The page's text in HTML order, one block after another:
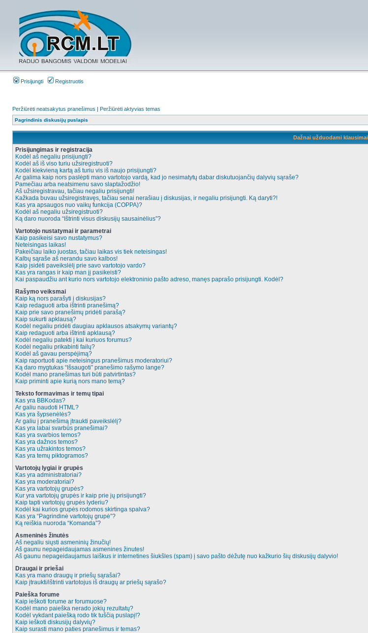
Prisijungti Registruotis
Peržiūrėti neatsakytus pranešimus | Peržiūrėti aktyvias temas
Pagrindinis diskusijų puslapis
Dažnai užduodami klausimai
Prisijungimas ir registracija
Kodėl aš negaliu prisijungti?
Kodėl aš iš viso turiu užsiregistruoti?
Kodėl kiekvieną kartą aš turiu vis iš naujo prisijungti?
Ar galima kaip nors paslėpti mano vartotojo vardą, kad jo nesimatytų dabar diskutuojančių dalyvių sąraše?
Pamečiau arba neatsimenu savo slaptažodžio!
Aš užsiregistravau, tačiau negaliu prisijungti!
Kažkada buvau užsiregistravęs, tačiau senai nerašiau į diskusijas, ir negaliu prisijungti. Ką daryti?!
Kas yra apsaugos nuo vaikų funkcija (COPPA)?
Kodėl aš negaliu užsiregistruoti?
Ką daro nuoroda “Ištrinti visus diskusijų sausainėlius”?
Vartotojo nustatymai ir parametrai
Kaip pasikeisi savo nustatymus?
Neteisingas laikas!
Pakeičiau laiko juostas, tačiau laikas vis tiek neteisingas!
Kalbų sąraše aš nerandu savo kalbos!
Kaip įsidėti paveikslėlį prie savo vartotojo vardo?
Kas yra rangas ir kaip man jį pasikeisti?
Kai paspaudžiu ant kurio nors vartotojo elektroninio pašto adreso, manęs paprašo prisijungti. Kodėl?
Rašymo veiksmai
Kaip ką nors parašyti į diskusijas?
Kaip redaguoti arba ištrinti pranešimą?
Kaip prie savo pranešimų pridėti parašą?
Kaip sukurti apklausą?
Kodėl negaliu pridėti daugiau apklausos atsakymų variantų?
Kaip redaguoti arba ištrinti apklausą?
Kodėl negaliu patekti į kai kuriuos forumus?
Kodėl negaliu prikabinti failų?
Kodėl aš gavau perspėjimą?
Kaip raportuoti apie neteisingus pranešimus moderatoriui?
Ką daro mygtukas “Išsaugoti” pranešimo rašymo lange?
Kodėl mano pranešimas turi būti patvirtintas?
Kaip priminti apie kurią nors mano temą?
Teksto formavimas ir temų tipai
Kas yra BBKodas?
Ar galiu naudoti HTML?
Kas yra šypsenėlės?
Ar galiu į pranešimą įtraukti paveikslėlį?
Kas yra labai svarbūs pranešimai?
Kas yra svarbios temos?
Kas yra dažnos temos?
Kas yra užrakintos temos?
Kas yra temų piktogramos?
Vartotojų lygiai ir grupės
Kas yra administratoriai?
Kas yra moderatoriai?
Kas yra vartotojų grupės?
Kur yra vartotojų grupės ir kaip prie jų prisijungti?
Kaip tapti vartotojų grupės lyderiu?
Kodėl kai kurios grupės rodomos skirtinga spalva?
Kas yra “Pagrindinė vartotojų grupė”?
Ką reiškia nuoroda “Komanda”?
Asmeninės žinutės
Aš negaliu siųsti asmeninių žinučių!
Aš gaunu nepageidaujamas asmenines žinutes!
Aš gaunu nepageidaujamus laiškus ir internetines šiukšles (spam) į savo pašto dėžutę nuo kažkurio šių diskusijų dalyvio!
Draugai ir priešai
Kas yra mano draugų ir priešų sąrašai?
Kaip įtraukti/ištrinti vartotojus iš draugų ar priešų sąrašo?
Paieška forume
Kaip ieškoti forume ar forumuose?
Kodėl mano paieška nerado jokių rezultatų?
Kodėl vykdant paiešką rodo tik tuščią puslapį!?
Kaip ieškoti diskusijų dalyvių?
Kaip surasti mano paties pranešimus ir temas?